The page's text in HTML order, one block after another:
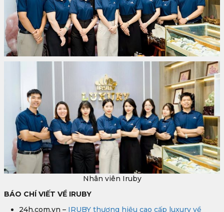
Nhân viên Iruby
BÁO CHÍ VIẾT VỀ IRUBY
24h.com.vn – IRUBY thương hiệu cao cấp luxury về